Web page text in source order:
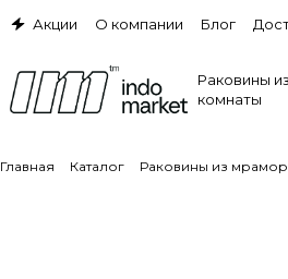
Акции О компании Блог
Раковины
комнаты
Главная Каталог Раковины из